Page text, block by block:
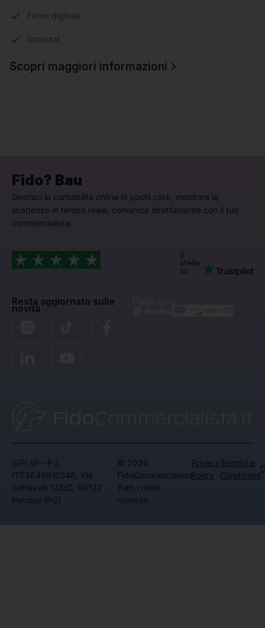
Firma digitale
Intrastat
Scopri maggiori informazioni
Fido? Bau
Gestisci la contabilità online in pochi click, monitora le
scadenze in tempo reale, comunica direttamente con il tuo
commercialista.
5
stelle
su
Resta aggiornato sulle
novità
SIPI srl – P.I.
IT03649910548, Via
Settevalli 133/C, 06132
Perugia (PG)
© 2026
FidoCommercialista.
Tutti i diritti
riservati.
Privacy
Policy
Termini e
Condizioni